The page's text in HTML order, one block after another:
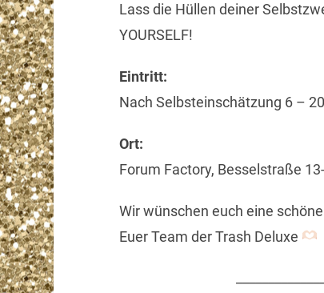
Lass die Hüllen deiner
YOURSELF!
Eintritt:
Nach Selbsteinschätzung 6 –
Ort:
Forum Factory, Besselstraße
Wir wünschen euch eine
Euer Team der Trash Deluxe